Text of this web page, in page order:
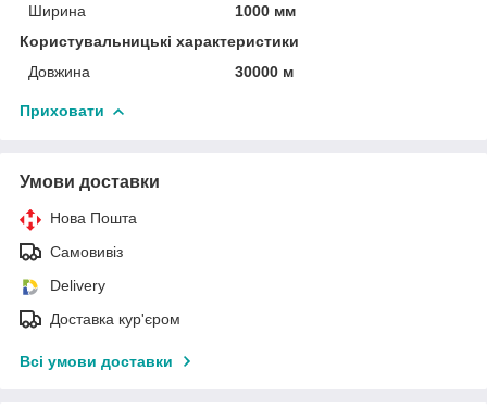
Ширина
1000 мм
Користувальницькі характеристики
Довжина
30000 м
Приховати
Умови доставки
Нова Пошта
Самовивіз
Delivery
Доставка кур'єром
Всі умови доставки